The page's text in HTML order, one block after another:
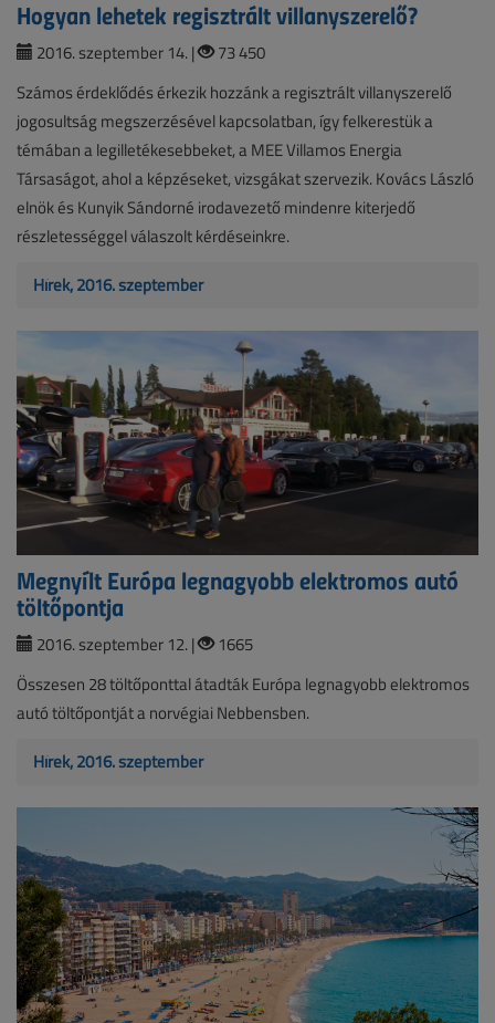
Hogyan lehetek regisztrált villanyszerelő?
2016. szeptember 14. |
73 450
Számos érdeklődés érkezik hozzánk a regisztrált villanyszerelő
jogosultság megszerzésével kapcsolatban, így felkerestük a
témában a legilletékesebbeket, a MEE Villamos Energia
Társaságot, ahol a képzéseket, vizsgákat szervezik. Kovács László
elnök és Kunyik Sándorné irodavezető mindenre kiterjedő
részletességgel válaszolt kérdéseinkre.
Hírek, 2016. szeptember
Megnyílt Európa legnagyobb elektromos autó
töltőpontja
2016. szeptember 12. |
1665
Összesen 28 töltőponttal átadták Európa legnagyobb elektromos
autó töltőpontját a norvégiai Nebbensben.
Hírek, 2016. szeptember